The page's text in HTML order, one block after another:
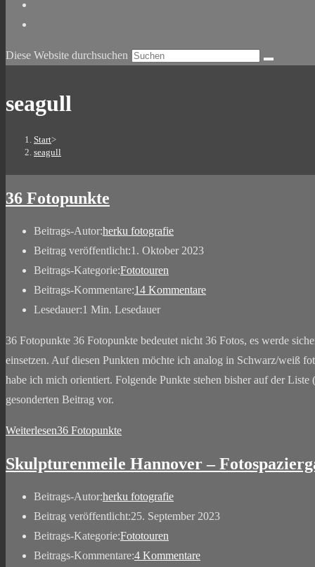
Diese Website durchsuchen
seagull
Start>
seagull
36 Fotopunkte
Beitrags-Autor:herku fotografie
Beitrag veröffentlicht:1. Oktober 2023
Beitrags-Kategorie:Fototouren
Beitrags-Kommentare:14 Kommentare
Lesedauer:1 Min. Lesedauer
36 Fotopunkte 36 Fotopunkte bedeutet nicht 36 Fotos, es werde
einsetzen. Auf diesen Punkten möchte ich analog in Schwarz/weiß
habe ich mich orientiert. Folgende Punkte stehen bisher auf der
gesonderten Beitrag vor.
Weiterlesen36 Fotopunkte
Skulpturenmeile Hannover –
Beitrags-Autor:herku fotografie
Beitrag veröffentlicht:25. September 2023
Beitrags-Kategorie:Fototouren
Beitrags-Kommentare:4 Kommentare